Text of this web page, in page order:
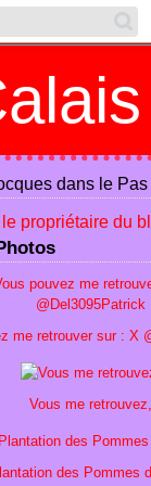
propriétaire du
me retrouver sur : X
Vous me retrouvez,
des Pommes